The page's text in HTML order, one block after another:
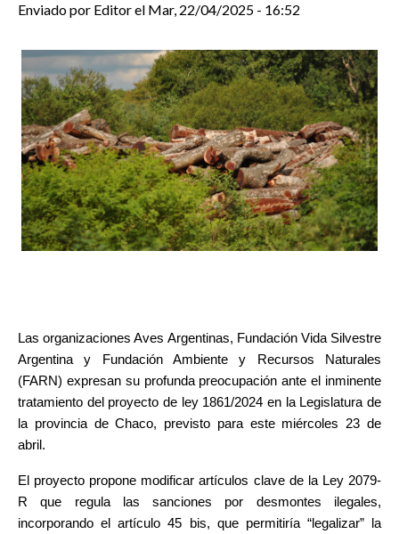
Enviado por Editorel Mar, 22/04/2025 - 16:52
Las organizaciones Aves Argentinas, Fundación Vida Silvestre
Argentina y Fundación Ambiente y Recursos Naturales
(FARN) expresan su profunda preocupación ante el inminente
tratamiento del proyecto de ley 1861/2024 en la Legislatura de
la provincia de Chaco, previsto para este miércoles 23 de
abril.
El proyecto propone modificar artículos clave de la Ley 2079-
R que regula las sanciones por desmontes ilegales,
incorporando el artículo 45 bis, que permitiría “legalizar” la